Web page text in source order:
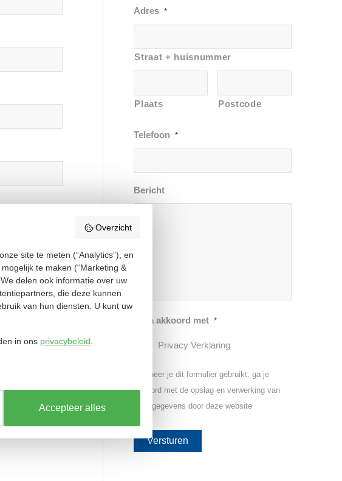
Adres *
Straat + huisnummer
Plaats Postcode
Telefoon *
Bericht
Ik ga akkoord met *
Privacy Verklaring
Wanneer je dit formulier gebruikt, ga je
akkoord met de opslag en verwerking van
jouw gegevens door deze website
Overzicht
site te meten (“Analytics”), en
te maken (“Marketing &
delen ook informatie over uw
die deze kunnen
van hun diensten. U kunt uw
in ons privacybeleid.
Accepteer alles